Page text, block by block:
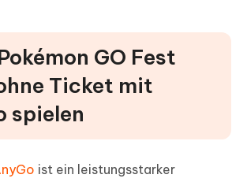
GO Fest
Ticket mit
spielen
ist ein leistungsstarker